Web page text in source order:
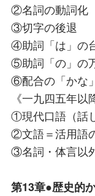
②名詞の動詞化
③切字の後退
④助詞「は」の
⑤助詞「の」の
⑥配合の「かな」
《一九四五年以
①現代口語（話
②文語＝活用語
③名詞・体言以
第13章●歴史的